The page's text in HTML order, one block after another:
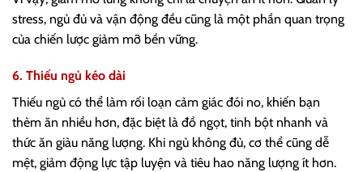
stress, ngủ đủ và vận động đều cũng là một phần quan trọng
của chiến lược giảm mỡ bền vững.
6. Thiếu ngủ kéo dài
Thiếu ngủ có thể làm rối loạn cảm giác đói no, khiến bạn
thèm ăn nhiều hơn, đặc biệt là đồ ngọt, tinh bột nhanh và
thức ăn giàu năng lượng. Khi ngủ không đủ, cơ thể cũng dễ
mệt, giảm động lực tập luyện và tiêu hao năng lượng ít hơn.